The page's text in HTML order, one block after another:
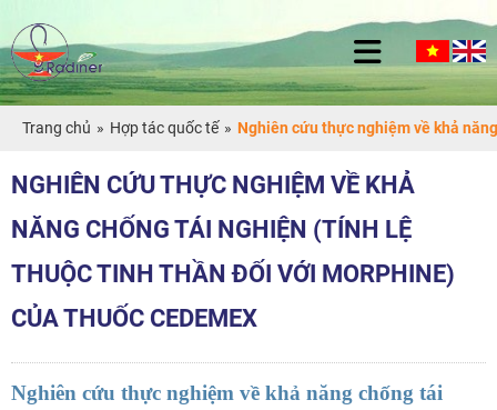
Trang chủ » Hợp tác quốc tế » Nghiên cứu thực nghiệm về khả
NGHIÊN CỨU THỰC NGHIỆM VỀ KHẢ
NĂNG CHỐNG TÁI NGHIỆN (TÍNH LỆ
THUỘC TINH THẦN ĐỐI VỚI MORPHINE)
CỦA THUỐC CEDEMEX
Nghiên cứu thực nghiệm về khả năng chống tái